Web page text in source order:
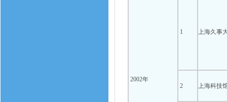
2002年
1 上海久事
2 上海科技